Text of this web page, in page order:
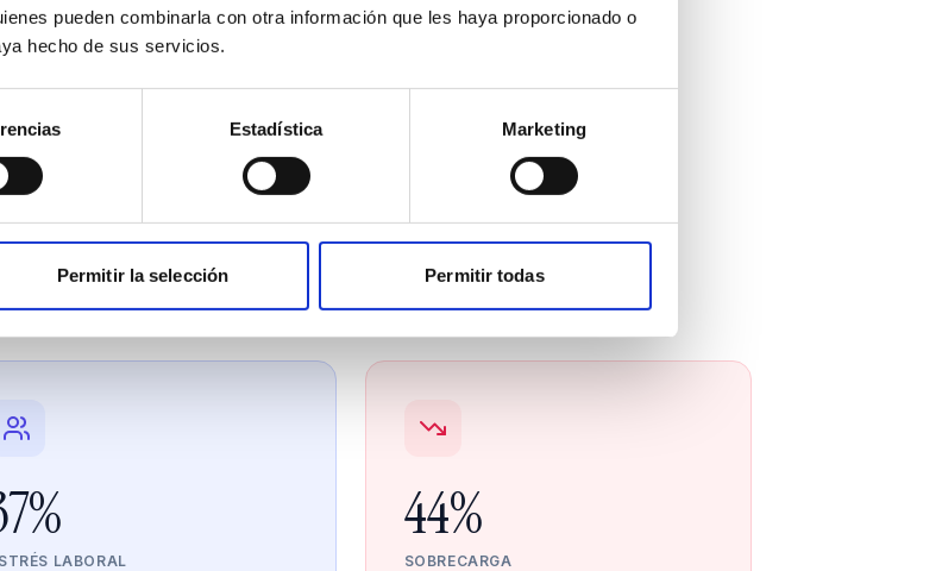
pueden combinarla con otra información que les haya proporcionado o
hecho de sus servicios.
Estadística Marketing
Permitir la selección Permitir todas
más de lo que imaginas
que impactan directamente tu cuenta de resultados.
LABORAL
44%
SOBRECARGA